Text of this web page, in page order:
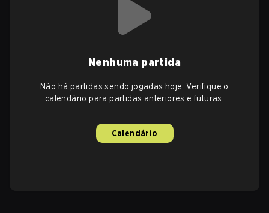
Nenhuma partida
Não há partidas sendo jogadas hoje. Verifique o
calendário para partidas anteriores e futuras.
Calendário